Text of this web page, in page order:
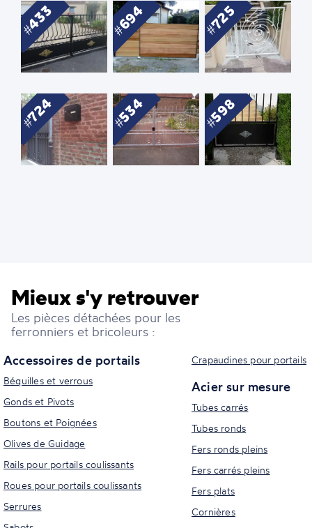
433 694 725
724 534 598
Mieux s'y retrouver
Les pièces détachées pour les
ferronniers et bricoleurs :
Accessoires de portails
Béquilles et verrous
Gonds et Pivots
Boutons et Poignées
Olives de Guidage
Rails pour portails coulissants
Roues pour portails coulissants
Serrures
Crapaudines pour portails
Acier sur mesure
Tubes carrés
Tubes ronds
Fers ronds pleins
Fers carrés pleins
Fers plats
Cornières